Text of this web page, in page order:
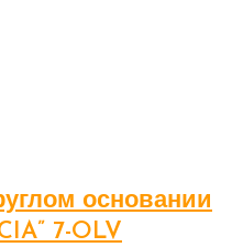
основании
7-OLV